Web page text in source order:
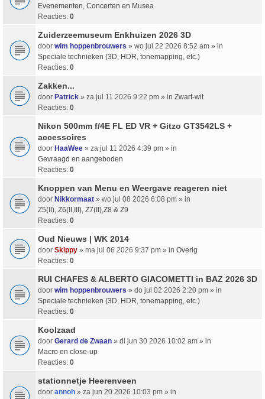
Evenementen, Concerten en Musea
Reacties: 0
Zuiderzeemuseum Enkhuizen 2026 3D
door wim hoppenbrouwers » wo jul 22 2026 8:52 am » in
Speciale technieken (3D, HDR, tonemapping, etc.)
Reacties: 0
Zakken...
door Patrick » za jul 11 2026 9:22 pm » in Zwart-wit
Reacties: 0
Nikon 500mm f/4E FL ED VR + Gitzo GT3542LS +
accessoires
door HaaWee » za jul 11 2026 4:39 pm » in
Gevraagd en aangeboden
Reacties: 0
Knoppen van Menu en Weergave reageren niet
door Nikkormaat » wo jul 08 2026 6:08 pm » in
Z5(II), Z6(II,III), Z7(II),Z8 & Z9
Reacties: 0
Oud Nieuws | WK 2014
door Skippy » ma jul 06 2026 9:37 pm » in Overig
Reacties: 0
RUI CHAFES & ALBERTO GIACOMETTI in BAZ 2026 3D
door wim hoppenbrouwers » do jul 02 2026 2:20 pm » in
Speciale technieken (3D, HDR, tonemapping, etc.)
Reacties: 0
Koolzaad
door Gerard de Zwaan » di jun 30 2026 10:02 am » in
Macro en close-up
Reacties: 0
stationnetje Heerenveen
door annoh » za jun 20 2026 10:03 pm » in